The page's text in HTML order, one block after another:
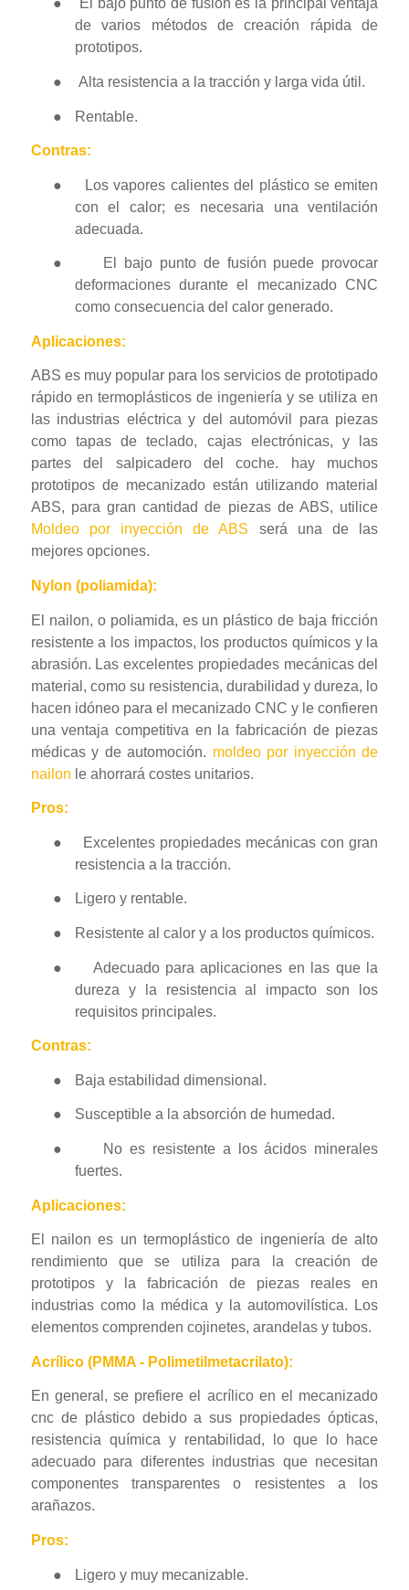
●
El bajo punto de fusión es la principal ventaja
de varios métodos de creación rápida de
prototipos.
● Alta resistencia a la tracción y larga vida útil.
● Rentable.
Contras:
●
Los vapores calientes del plástico se emiten
con el calor; es necesaria una ventilación
adecuada.
●
El bajo punto de fusión puede provocar
deformaciones durante el mecanizado CNC
como consecuencia del calor generado.
Aplicaciones:
ABS es muy popular para los servicios de prototipado
rápido en termoplásticos de ingeniería y se utiliza en
las industrias eléctrica y del automóvil para piezas
como tapas de teclado, cajas electrónicas, y las
partes del salpicadero del coche. hay muchos
prototipos de mecanizado están utilizando material
ABS, para gran cantidad de piezas de ABS, utilice
Moldeo por inyección de ABS será una de las
mejores opciones.
Nylon (poliamida):
El nailon, o poliamida, es un plástico de baja fricción
resistente a los impactos, los productos químicos y la
abrasión. Las excelentes propiedades mecánicas del
material, como su resistencia, durabilidad y dureza, lo
hacen idóneo para el mecanizado CNC y le confieren
una ventaja competitiva en la fabricación de piezas
médicas y de automoción. moldeo por inyección de
nailon le ahorrará costes unitarios.
Pros:
●
Excelentes propiedades mecánicas con gran
resistencia a la tracción.
● Ligero y rentable.
● Resistente al calor y a los productos químicos.
●
Adecuado para aplicaciones en las que la
dureza y la resistencia al impacto son los
requisitos principales.
Contras:
● Baja estabilidad dimensional.
● Susceptible a la absorción de humedad.
●
No es resistente a los ácidos minerales
fuertes.
Aplicaciones:
El nailon es un termoplástico de ingeniería de alto
rendimiento que se utiliza para la creación de
prototipos y la fabricación de piezas reales en
industrias como la médica y la automovilística. Los
elementos comprenden cojinetes, arandelas y tubos.
Acrílico (PMMA - Polimetilmetacrilato):
En general, se prefiere el acrílico en el mecanizado
cnc de plástico debido a sus propiedades ópticas,
resistencia química y rentabilidad, lo que lo hace
adecuado para diferentes industrias que necesitan
componentes transparentes o resistentes a los
arañazos.
Pros:
● Ligero y muy mecanizable.